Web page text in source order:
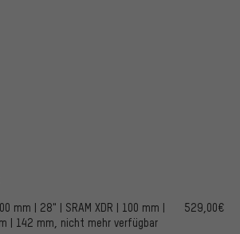
mm | 28" | SRAM XDR | 100 mm |
| 142 mm, nicht mehr verfügbar
529,00€